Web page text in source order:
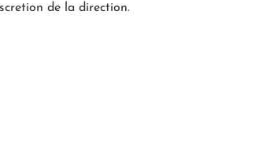
de la direction.